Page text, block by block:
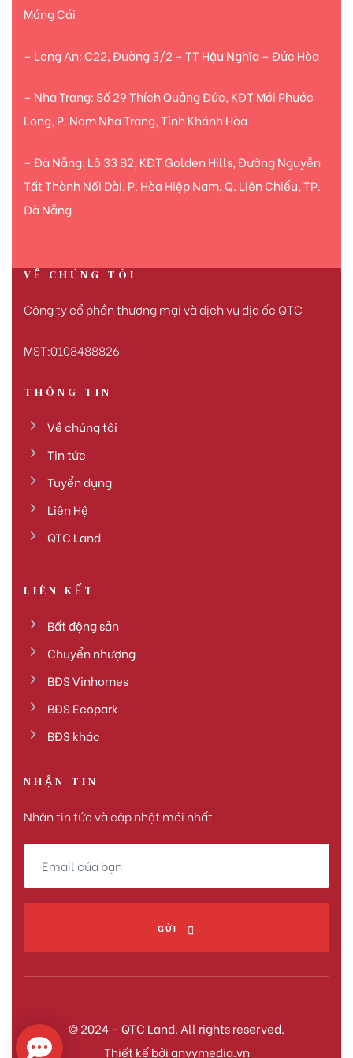
Móng Cái
– Long An: C22, Đường 3/2 – TT Hậu Nghĩa – Đức Hòa
– Nha Trang: Số 29 Thích Quảng Đức, KĐT Mới Phước
Long, P. Nam Nha Trang, Tỉnh Khánh Hòa
– Đà Nẵng: Lô 33 B2, KĐT Golden Hills, Đường Nguyễn
Tất Thành Nối Dài, P. Hòa Hiệp Nam, Q. Liên Chiểu, TP.
Đà Nẵng
VỀ CHÚNG TÔI
Công ty cổ phần thương mại và dịch vụ địa ốc QTC
MST:0108488826
THÔNG TIN
Về chúng tôi
Tin tức
Tuyển dụng
Liên Hệ
QTC Land
LIÊN KẾT
Bất động sản
Chuyển nhượng
BĐS Vinhomes
BĐS Ecopark
BĐS khác
NHẬN TIN
Nhận tin tức và cập nhật mới nhất
GỬI
© 2024 – QTC Land. All rights reserved.
Thiết kế bởianvymedia.vn